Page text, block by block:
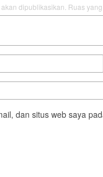
dipublikasikan. Ruas
dan situs web saya